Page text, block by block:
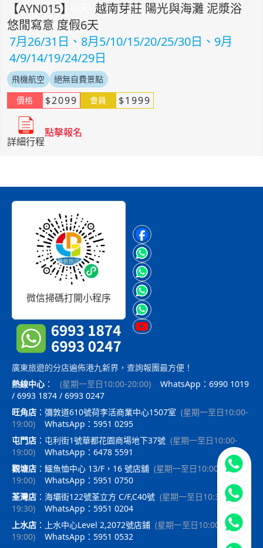
【AYN015】
越南芽莊 陽光與海灘 泥漿浴
悠閒寫意 度假6天
7月26/31日、8月5/10/15/20/25/30日、9月
4/9/14/19/24/29日
飛機航空
絕無自費景點
價格
$2099 會員 $1999
詳細行程
點擊報名
微信掃碼打開小程序
廣東旅遊的分店遍佈港九新界，查詢報團最方便！
熱線中心 ： (星期一至日10:00-20:00)
WhatsApp：6990 1019
/ 6993 1874 / 6993 0247
旺角店 ： 彌敦道610號荷李活商業中心1507室 (星期一至日10:00-
19:00)
WhatsApp：5951 0295
屯門店 ： 屯利街1號華都花園商場地下37號 (星期一至日10:00-
19:00)
WhatsApp：6478 5591
觀塘店 ： 鱷魚恤中心 13/F，16 號店舖 (星期一至日10:00-
19:00)
WhatsApp：5951 0750
荃灣店 ： 海壩街122號荃立方 C/F,C40號 (星期一至日10:30-
19:30)
WhatsApp：5951 0204
上水店 ： 上水中心Level 2,2072號店鋪 (星期一至日10:00-
19:00)
WhatsApp：5951 0532
立即